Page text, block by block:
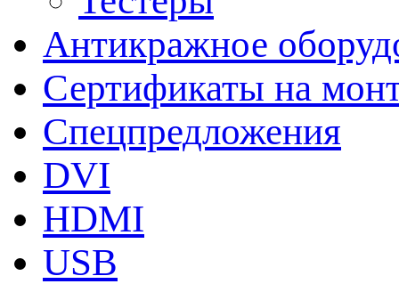
Антикражное
Сертификаты на
Спецпредложения
DVI
HDMI
USB